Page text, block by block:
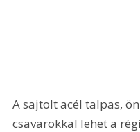
A sajtolt acél talpas,
csavarokkal lehet a